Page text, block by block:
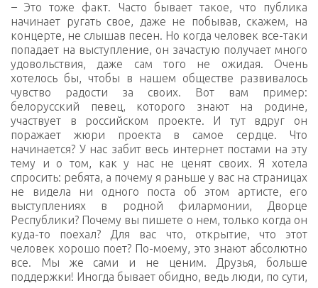
– Это тоже факт. Часто бывает такое, что публика
начинает ругать свое, даже не побывав, скажем, на
концерте, не слышав песен. Но когда человек все-таки
попадает на выступление, он зачастую получает много
удовольствия, даже сам того не ожидая. Очень
хотелось бы, чтобы в нашем обществе развивалось
чувство радости за своих. Вот вам пример:
белорусский певец, которого знают на родине,
участвует в российском проекте. И тут вдруг он
поражает жюри проекта в самое сердце. Что
начинается? У нас забит весь интернет постами на эту
тему и о том, как у нас не ценят своих. Я хотела
спросить: ребята, а почему я раньше у вас на страницах
не видела ни одного поста об этом артисте, его
выступлениях в родной филармонии, Дворце
Республики? Почему вы пишете о нем, только когда он
куда-то поехал? Для вас что, открытие, что этот
человек хорошо поет? По-моему, это знают абсолютно
все. Мы же сами и не ценим. Друзья, больше
поддержки! Иногда бывает обидно, ведь люди, по сути,